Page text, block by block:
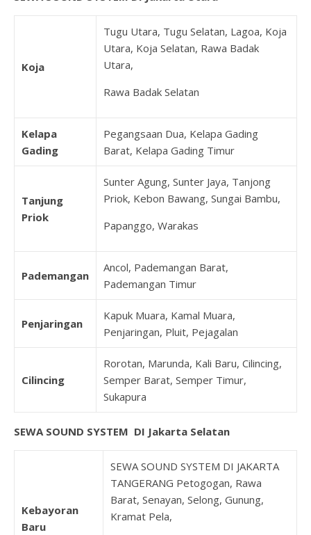
Koja
Tugu Utara, Tugu Selatan, Lagoa, Koja
Utara, Koja Selatan, Rawa Badak
Utara,
Rawa Badak Selatan
Kelapa
Gading
Pegangsaan Dua, Kelapa Gading
Barat, Kelapa Gading Timur
Tanjung
Priok
Sunter Agung, Sunter Jaya, Tanjong
Priok, Kebon Bawang, Sungai Bambu,
Papanggo, Warakas
Pademangan
Ancol, Pademangan Barat,
Pademangan Timur
Penjaringan
Kapuk Muara, Kamal Muara,
Penjaringan, Pluit, Pejagalan
Cilincing
Rorotan, Marunda, Kali Baru, Cilincing,
Semper Barat, Semper Timur,
Sukapura
SEWA SOUND SYSTEM DI Jakarta Selatan
Kebayoran
Baru
SEWA SOUND SYSTEM DI JAKARTA
TANGERANG Petogogan, Rawa
Barat, Senayan, Selong, Gunung,
Kramat Pela,